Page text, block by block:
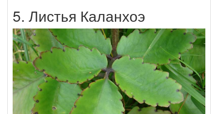
5. Листья Каланхоэ